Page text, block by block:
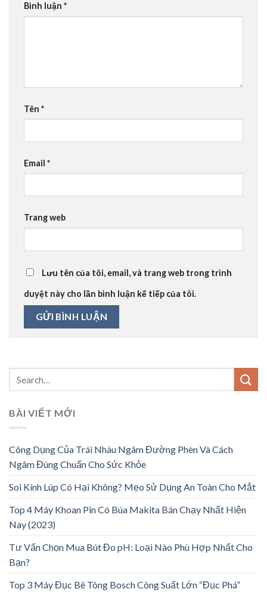
Bình luận *
Tên *
Email *
Trang web
Lưu tên của tôi, email, và trang web trong trình
duyệt này cho lần bình luận kế tiếp của tôi.
BÀI VIẾT MỚI
Công Dụng Của Trái Nhàu Ngâm Đường Phèn Và Cách
Ngâm Đúng Chuẩn Cho Sức Khỏe
Soi Kính Lúp Có Hại Không? Mẹo Sử Dụng An Toàn Cho Mắt
Top 4 Máy Khoan Pin Có Búa Makita Bán Chạy Nhất Hiện
Nay (2023)
Tư Vấn Chọn Mua Bút Đo pH: Loại Nào Phù Hợp Nhất Cho
Bạn?
Top 3 Máy Đục Bê Tông Bosch Công Suất Lớn “Đục Phá”